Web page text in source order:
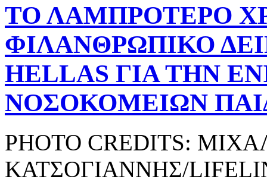
ΤΟ ΛΑΜΠΡΟΤΕΡΟ
ΦΙΛΑΝΘΡΩΠΙΚΟ
HELLAS ΓΙΑ ΤΗΝ
ΝΟΣΟΚΟΜΕΙΩΝ
PHOTO CREDITS:
ΚΑΤΣΟΓΙΑΝΝΗΣ/